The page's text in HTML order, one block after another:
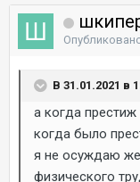
В 31.01.2021 в
а когда
когда было
я не осуждаю
физического